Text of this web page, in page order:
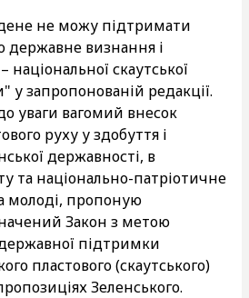
не можу підтримати
державне визнання і
скаутської
у запропонованій редакції.
уваги вагомий внесок
руху у здобуття і
державності, в
та національно-патріотичне
молоді, пропоную
Закон з метою
підтримки
пластового (скаутського)
Зеленського.